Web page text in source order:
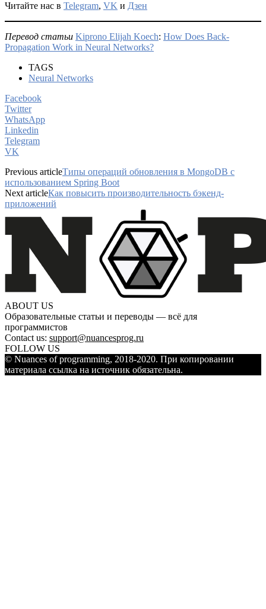
Читайте нас в Telegram, VK и Дзен
Перевод статьи Kiprono Elijah Koech: How Does Back-
Propagation Work in Neural Networks?
TAGS
Neural Networks
Facebook
Twitter
WhatsApp
Linkedin
Telegram
VK
Previous articleТипы операций обновления в MongoDB с
использованием Spring Boot
Next articleКак повысить производительность бэкенд-
приложений
ABOUT US
Образовательные статьи и переводы — всё для
программистов
Contact us: support@nuancesprog.ru
FOLLOW US
© Nuances of programming, 2018-2020. При копировании
материала ссылка на источник обязательна.